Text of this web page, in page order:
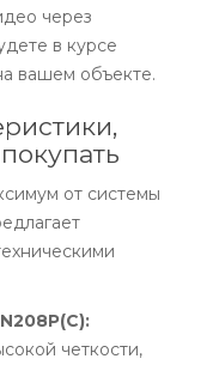
через
в курсе
вашем объекте.
от системы
четкости,